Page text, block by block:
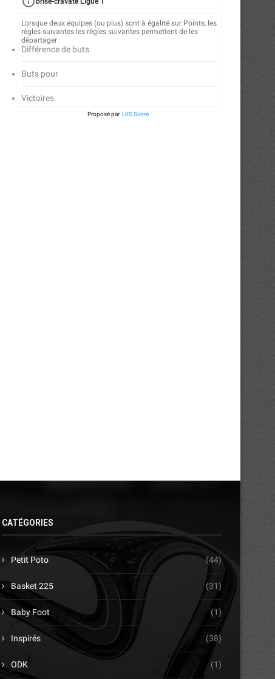
First Bank et FBA compostent leurs
billets pour...
Road To BAL : Le bilan de
Lorsque deux équipes (ou plus) sont à égalité sur Points, les
règles suivantes les règles suivantes permettent de les
départager :
Différence de buts
Buts pour
Victoires
Proposé par LKS Score
CATÉGORIES
Petit Poto (44)
Basket 225 (31)
Baby Foot (1)
Inspirés (38)
ODK (1)